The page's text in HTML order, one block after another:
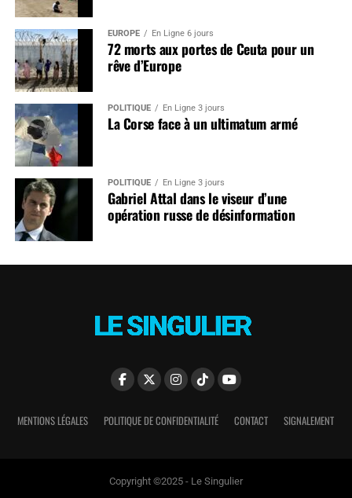
EUROPE En Ligne 6 jours
72 morts aux portes de Ceuta pour un
rêve d’Europe
POLITIQUE En Ligne 3 jours
La Corse face à un ultimatum armé
POLITIQUE En Ligne 3 jours
Gabriel Attal dans le viseur d’une
opération russe de désinformation
MENTIONS LÉGALES POLITIQUE DE CONFIDENTIALITÉ CONTACT SIGNALEMENT
Copyright ©2025 - Le Singulier